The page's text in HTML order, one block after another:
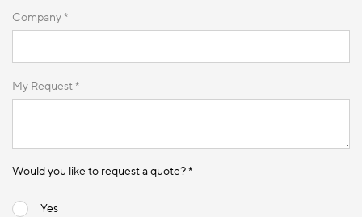
Company *
My Request *
Would you like to request a quote? *
Yes